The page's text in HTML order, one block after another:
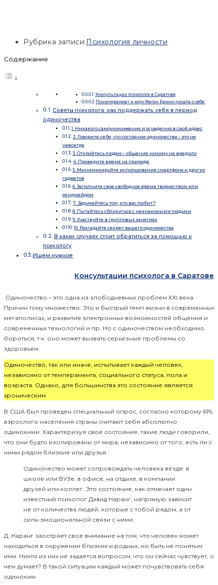
Рубрика записи: Психология личности
Содержание
Консультации психолога в Саратове
Психотерапевт и коуч Меган Брюно писала о себе:
Советы психолога: как поддержать себя в период
одиночества
1. Никакого самоуничижения и осуждения в свой адрес
2. Говорите себе, что состояние одиночества – это не
навсегда
3. Откройтесь людям – общение никому не вредило
4. Проведите время на природе
5. Минимизируйте использование смартфона и других
гаджетов
6. Заполните свое свободное время творчеством или
хендмейдом
7. Задумайтесь том, кто вас любит?
8. Пытайтесь сблизиться с незнакомыми людьми
9. Участвуйте в групповых занятиях
10. Разгадайте секрет вашего одиночества
В каких случаях стоит обратиться за помощью к
психологу
Ищем нужное
Консультации психолога в Саратове
Одиночество – это одна из злободневных проблем ХХI века.
Причин тому множество. Это и быстрый темп жизни в современных
мегаполисах, и развитие электронных возможностей общения и
современных технологий и пр. Но с одиночеством необходимо
бороться, т.к. оно может вызвать серьезные проблемы со
здоровьем.
Одиночество, так или иначе, испытывает каждый человек,
независимо от темперамента, социального статуса, пола и
возраста. Однако, для большинства это состояние является
хроническим.
В США был проведен специальный опрос, согласно которому 61%
взрослого населения страны считают себя абсолютно
одинокими. Характеризуя свое состояние, такие люди говорили,
что они будто изолированы от мира, независимо от того, есть ли с
ними рядом близкие или друзья.
Одиночество может сопровождать человека везде: в
школе или ВУЗе, в офисе, на отдыхе, в компании
друзей или коллег. Это состояние, как отмечает один
известный психолог Дэвид Наранг, напрямую зависит
не от количества людей, которые с тобой рядом, а от
силы эмоциональной связи с ними.
Д. Наранг заостряет свое внимание на том, что человек может
находиться в окружении близких и родных, но быть не понятым
ими. Никто из них не задается вопросом, что он сейчас чувствует, о
чем думает? В такой ситуации каждый может почувствовать себя
одиноким.